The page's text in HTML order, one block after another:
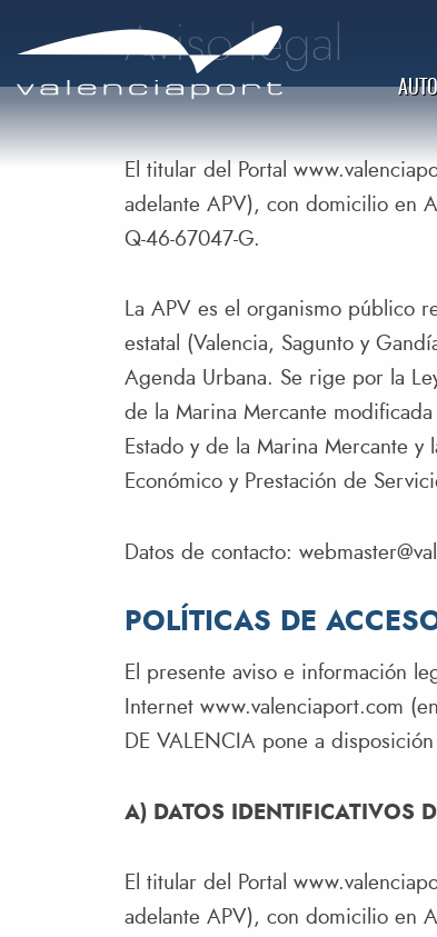
Aviso legal
El titular del Portal
adelante APV), con domicilio en
Q-46-67047-G.
La APV es el organismo público
estatal (Valencia, Sagunto y
Agenda Urbana. Se rige por la
de la Marina Mercante
Estado y de la Marina Mercante
Económico y Prestación de
Datos de contacto:
POLÍTICAS DE
El presente aviso e información
Internet www.valenciaport.com
DE VALENCIA pone a
A) DATOS IDENTIFICATIVOS
El titular del Portal
adelante APV), con domicilio en